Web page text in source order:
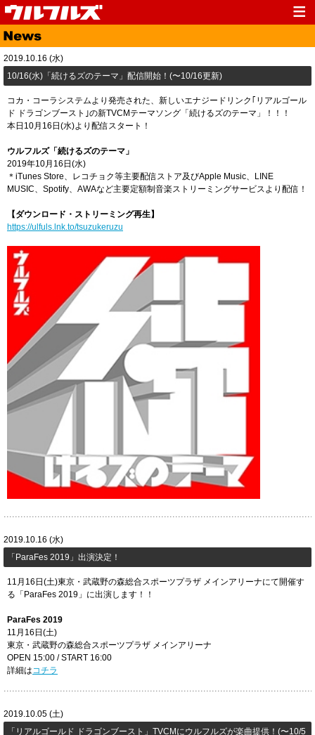
Top
Media Live
Fanclub
Contact
2019.10.16 (水)
10/16(水)「続けるズのテーマ」配信開始！(〜10/16更新)
コカ・コーラシステムより発売された、新しいエナジードリンク｢リアルゴール
ド ドラゴンブースト｣の新TVCMテーマソング「続けるズのテーマ」！！！
本日10月16日(水)より配信スタート！
ウルフルズ「続けるズのテーマ」
2019年10月16日(水)
＊iTunes Store、レコチョク等主要配信ストア及びApple Music、LINE
MUSIC、Spotify、AWAなど主要定額制音楽ストリーミングサービスより配信！
【ダウンロード・ストリーミング再生】​
https://ulfuls.lnk.to/tsuzukeruzu
2019.10.16 (水)
「ParaFes 2019」出演決定！
11月16日(土)東京・武蔵野の森総合スポーツプラザ メインアリーナにて開催す
る「ParaFes 2019」に出演します！！
ParaFes 2019
11月16日(土)
東京・武蔵野の森総合スポーツプラザ メインアリーナ
OPEN 15:00 / START 16:00
詳細はコチラ
2019.10.05 (土)
​「リアルゴールド ドラゴンブースト」TVCMにウルフルズが楽曲提供！(〜10/5